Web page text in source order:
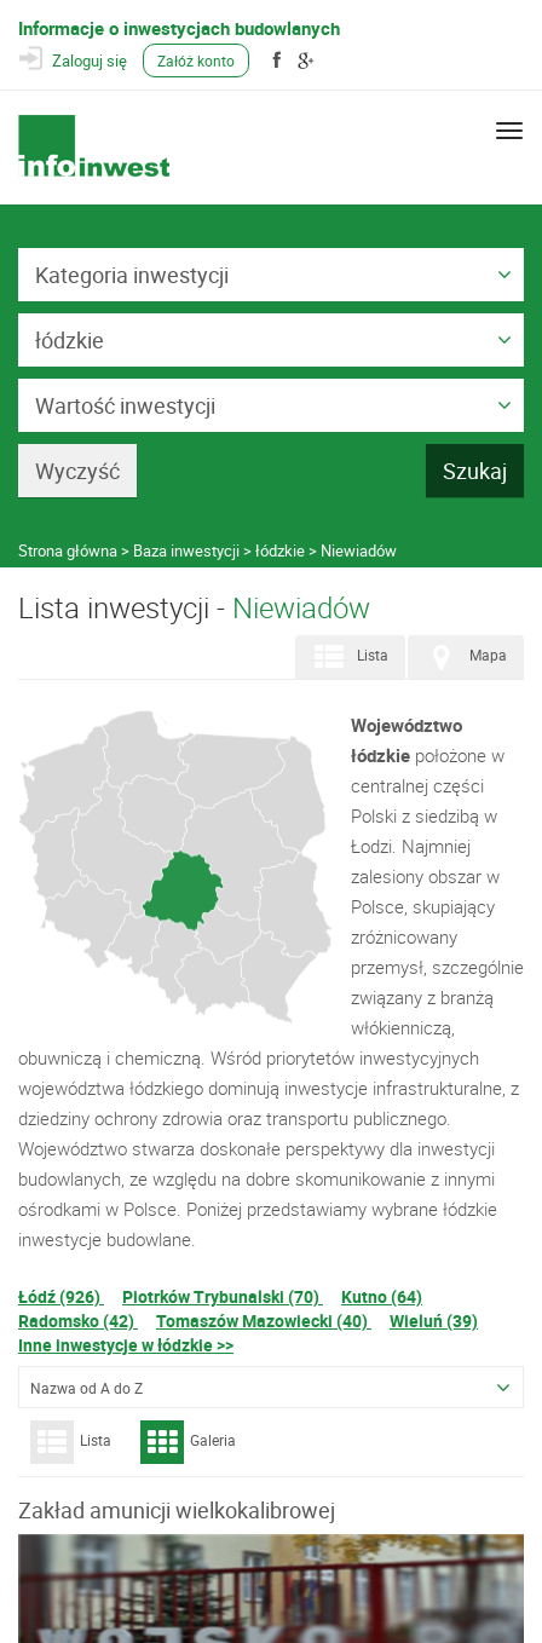
Informacje o inwestycjach budowlanych
Zaloguj się Załóż konto
Kategoria inwestycji
łódzkie
Wartość inwestycji
Strona główna Baza inwestycji łódzkie Niewiadów
Lista inwestycji - Niewiadów
Mapa
Lista
Województwo
łódzkie położone w
centralnej części
Polski z siedzibą w
Łodzi. Najmniej
zalesiony obszar w
Polsce, skupiający
zróżnicowany
przemysł, szczególnie
związany z branżą
włókienniczą,
obuwniczą i chemiczną. Wśród priorytetów inwestycyjnych
województwa łódzkiego dominują inwestycje infrastrukturalne, z
dziedziny ochrony zdrowia oraz transportu publicznego.
Województwo stwarza doskonałe perspektywy dla inwestycji
budowlanych, ze względu na dobre skomunikowanie z innymi
ośrodkami w Polsce. Poniżej przedstawiamy wybrane łódzkie
inwestycje budowlane.
Łódź (926) Piotrków Trybunalski (70)
Kutno (64)
Radomsko (42)
Tomaszów Mazowiecki (40)
Wieluń (39)
Inne inwestycje w łódzkie >>
Nazwa od A do Z
Lista Galeria
Zakład amunicji wielkokalibrowej